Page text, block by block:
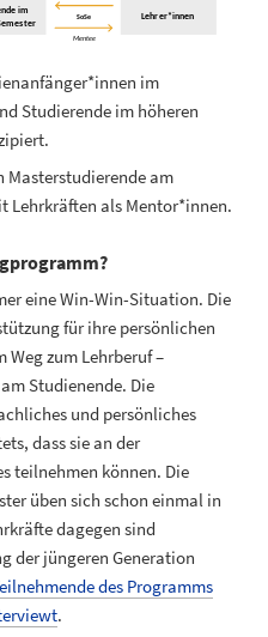
im
Studierende im höheren
Masterstudierende am
Lehrkräften als Mentor*innen.
eine Win-Win-Situation. Die
für ihre persönlichen
zum Lehrberuf –
Studienende. Die
und persönliches
dass sie an der
teilnehmen können. Die
üben sich schon einmal in
dagegen sind
der jüngeren Generation
des Programms
.